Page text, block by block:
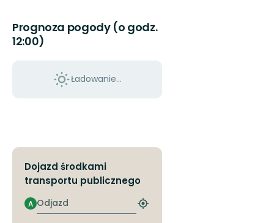
Prognoza pogody (o godz.
12:00)
Ładowanie...
Dojazd środkami
transportu publicznego
Odjazd
A
Znajdź